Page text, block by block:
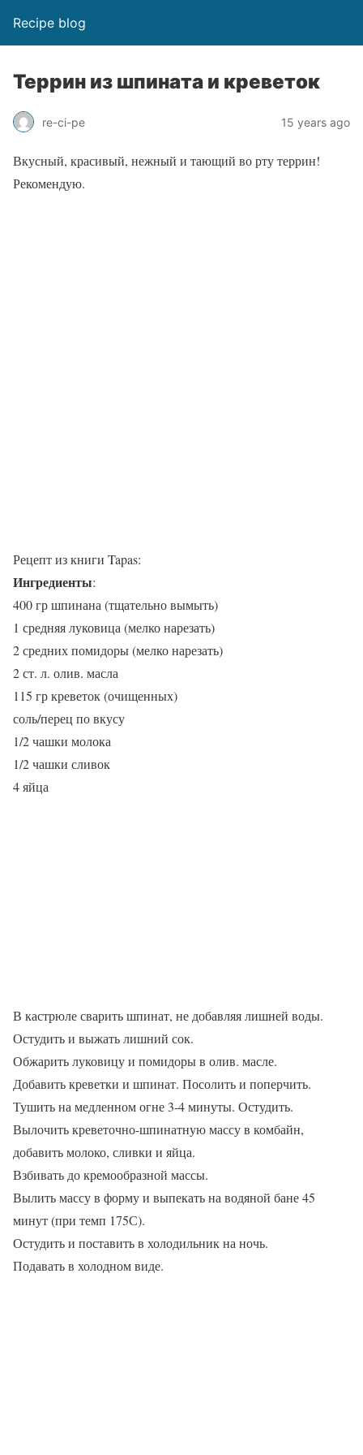
Recipe blog
Террин из шпината и креветок
re-ci-pe 15 years ago
Вкусный, красивый, нежный и тающий во рту террин!
Рекомендую.
Рецепт из книги Tapas:
Ингредиенты:
400 гр шпинана (тщательно вымыть)
1 средняя луковица (мелко нарезать)
2 средних помидоры (мелко нарезать)
2 ст. л. олив. масла
115 гр креветок (очищенных)
соль/перец по вкусу
1/2 чашки молока
1/2 чашки сливок
4 яйца
В кастрюле сварить шпинат, не добавляя лишней воды.
Остудить и выжать лишний сок.
Обжарить луковицу и помидоры в олив. масле.
Добавить креветки и шпинат. Посолить и поперчить.
Тушить на медленном огне 3-4 минуты. Остудить.
Вылочить креветочно-шпинатную массу в комбайн,
добавить молоко, сливки и яйца.
Взбивать до кремообразной массы.
Вылить массу в форму и выпекать на водяной бане 45
минут (при темп 175С).
Остудить и поставить в холодильник на ночь.
Подавать в холодном виде.